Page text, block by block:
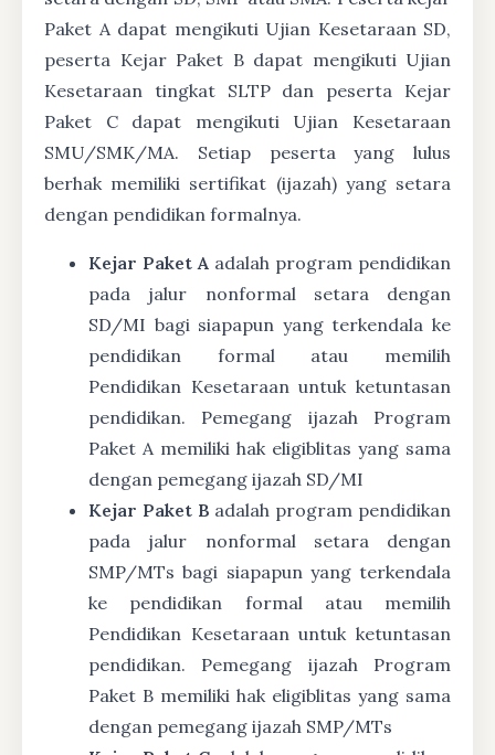
Paket A dapat mengikuti Ujian Kesetaraan SD,
peserta Kejar Paket B dapat mengikuti Ujian
Kesetaraan tingkat SLTP dan peserta Kejar
Paket C dapat mengikuti Ujian Kesetaraan
SMU/SMK/MA. Setiap peserta yang lulus
berhak memiliki sertifikat (ijazah) yang setara
dengan pendidikan formalnya.
Kejar Paket A adalah program pendidikan
pada jalur nonformal setara dengan
SD/MI bagi siapapun yang terkendala ke
pendidikan formal atau memilih
Pendidikan Kesetaraan untuk ketuntasan
pendidikan. Pemegang ijazah Program
Paket A memiliki hak eligiblitas yang sama
dengan pemegang ijazah SD/MI
Kejar Paket B adalah program pendidikan
pada jalur nonformal setara dengan
SMP/MTs bagi siapapun yang terkendala
ke pendidikan formal atau memilih
Pendidikan Kesetaraan untuk ketuntasan
pendidikan. Pemegang ijazah Program
Paket B memiliki hak eligiblitas yang sama
dengan pemegang ijazah SMP/MTs